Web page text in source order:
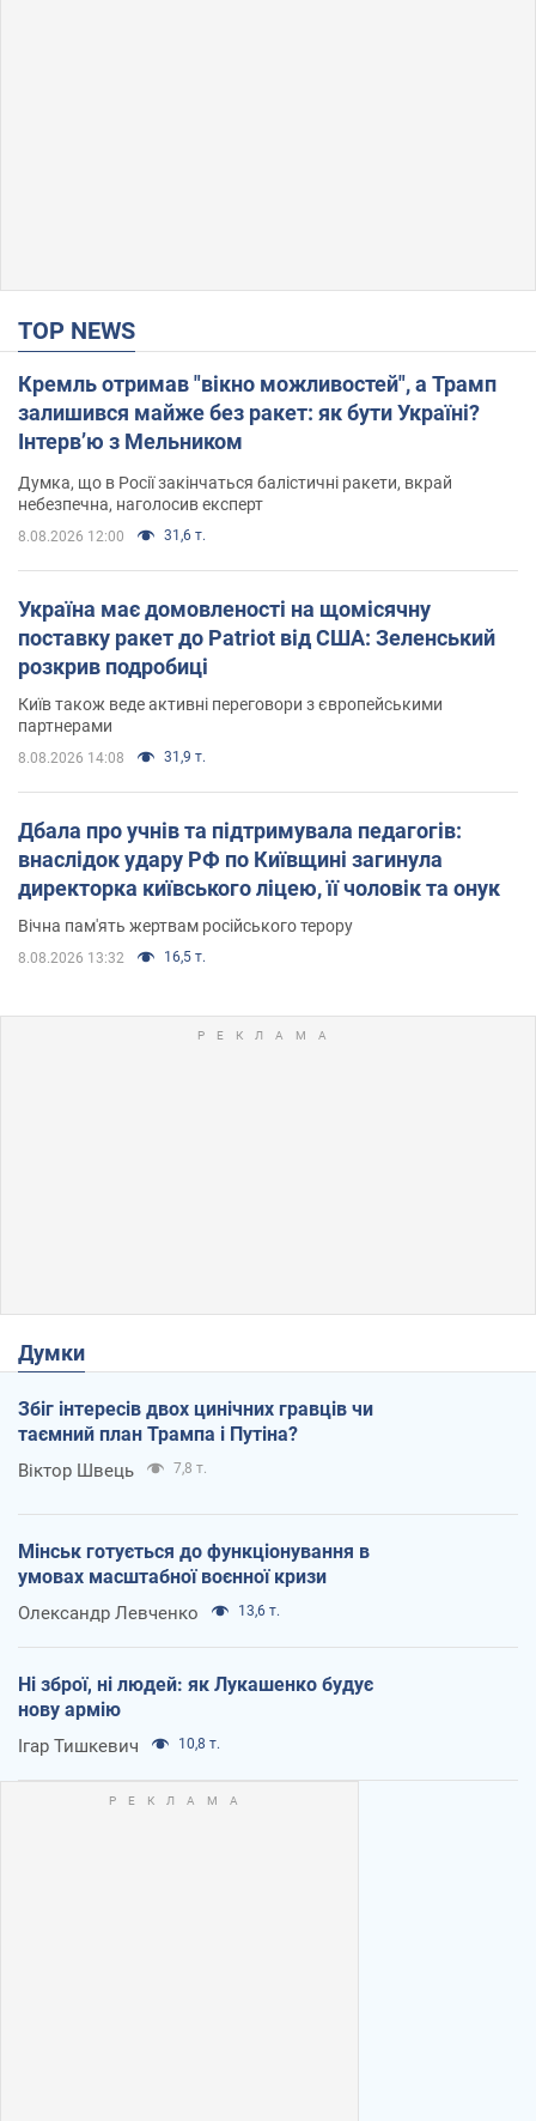
TOP NEWS
Кремль отримав "вікно можливостей", а Трамп
залишився майже без ракет: як бути Україні?
Інтерв’ю з Мельником
Думка, що в Росії закінчаться балістичні ракети, вкрай
небезпечна, наголосив експерт
8.08.2026 12:00 31,6 т.
Україна має домовленості на щомісячну
поставку ракет до Patriot від США: Зеленський
розкрив подробиці
Київ також веде активні переговори з європейськими
партнерами
8.08.2026 14:08 31,9 т.
Дбала про учнів та підтримувала педагогів:
внаслідок удару РФ по Київщині загинула
директорка київського ліцею, її чоловік та онук
Вічна пам'ять жертвам російського терору
8.08.2026 13:32 16,5 т.
Думки
Збіг інтересів двох цинічних гравців чи
таємний план Трампа і Путіна?
Віктор Швець 7,8 т.
Мінськ готується до функціонування в
умовах масштабної воєнної кризи
Олександр Левченко 13,6 т.
Ні зброї, ні людей: як Лукашенко будує
нову армію
Ігар Тишкевич 10,8 т.